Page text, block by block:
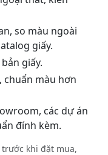
so màu ngoài
giấy.
giấy.
chuẩn màu hơn
các dự án
đính kèm.
trước khi đặt mua,